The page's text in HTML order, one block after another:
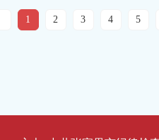
1 2 3 4 5